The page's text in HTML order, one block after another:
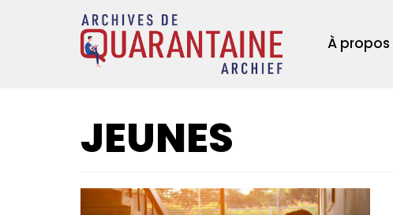
À propos
JEUNES